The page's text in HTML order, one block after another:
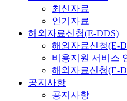
최신자료
인기자료
해외자료신청(E-DDS)
해외자료신청(E-
비용지원 서비스
해외자료신청(E-
공지사항
공지사항